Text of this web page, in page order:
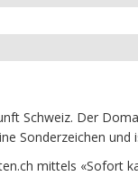
Schweiz. Der
Sonderzeichen und
mittels «Sofort